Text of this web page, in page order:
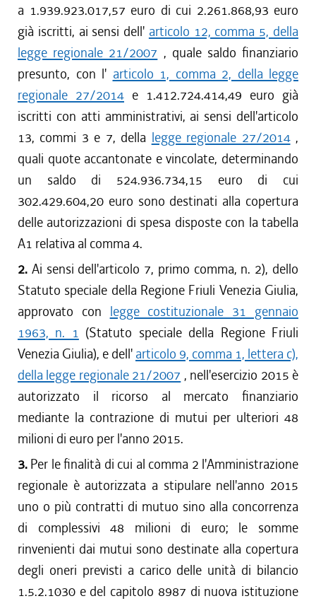
a 1.939.923.017,57 euro di cui 2.261.868,93 euro
già iscritti, ai sensi dell' articolo 12, comma 5, della
legge regionale 21/2007 , quale saldo finanziario
presunto, con l' articolo 1, comma 2, della legge
regionale 27/2014 e 1.412.724.414,49 euro già
iscritti con atti amministrativi, ai sensi dell'articolo
13, commi 3 e 7, della legge regionale 27/2014,
quali quote accantonate e vincolate, determinando
un saldo di 524.936.734,15 euro di cui
302.429.604,20 euro sono destinati alla copertura
delle autorizzazioni di spesa disposte con la tabella
A1 relativa al comma 4.
2. Ai sensi dell'articolo 7, primo comma, n. 2), dello
Statuto speciale della Regione Friuli Venezia Giulia,
approvato con legge costituzionale 31 gennaio
1963, n. 1 (Statuto speciale della Regione Friuli
Venezia Giulia), e dell' articolo 9, comma 1, lettera c),
della legge regionale 21/2007 , nell'esercizio 2015 è
autorizzato il ricorso al mercato finanziario
mediante la contrazione di mutui per ulteriori 48
milioni di euro per l'anno 2015.
3. Per le finalità di cui al comma 2 l'Amministrazione
regionale è autorizzata a stipulare nell'anno 2015
uno o più contratti di mutuo sino alla concorrenza
di complessivi 48 milioni di euro; le somme
rinvenienti dai mutui sono destinate alla copertura
degli oneri previsti a carico delle unità di bilancio
1.5.2.1030 e del capitolo 8987 di nuova istituzione